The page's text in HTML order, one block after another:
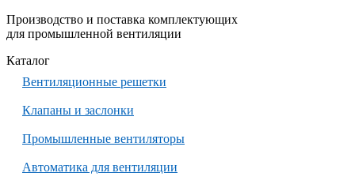
Производство и поставка комплектующих
для промышленной вентиляции
Каталог
Вентиляционные решетки
Клапаны и заслонки
Промышленные вентиляторы
Автоматика для вентиляции